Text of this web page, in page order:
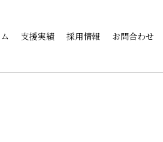
支援実績 採用情報 お問合わせ